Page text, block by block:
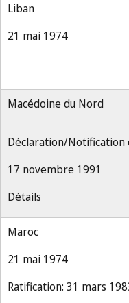
Liban
21 mai 1974
Macédoine du Nord
Déclaration/Notification
17 novembre 1991
Détails
Maroc
21 mai 1974
Ratification: 31 mars